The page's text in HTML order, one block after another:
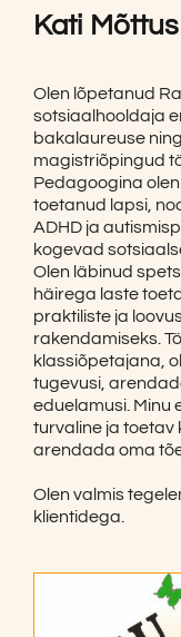
Kati
Olen lõpetanud
sotsiaalhooldaja
bakalaureuse
magistriõpingud
Pedagoogina
toetanud lapsi,
ADHD ja
kogevad
Olen läbinud
häirega laste
praktiliste ja
rakendamiseks.
klassiõpetajana,
tugevusi,
eduelamusi. Minu
turvaline ja toetav
arendada oma
Olen valmis
klientidega.